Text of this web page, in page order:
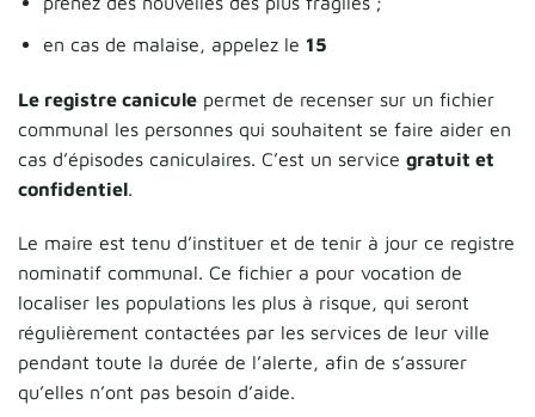
en cas de malaise, appelez le 15
Le registre canicule permet de recenser sur un fichier
communal les personnes qui souhaitent se faire aider en
cas d’épisodes caniculaires. C’est un service gratuit et
confidentiel
Le maire est tenu d’instituer et de tenir à jour ce registre
nominatif communal. Ce fichier a pour vocation de
localiser les populations les plus à risque, qui seront
régulièrement contactées par les services de leur ville
pendant toute la durée de l’alerte, afin de s’assurer
qu’elles n’ont pas besoin d’aide.